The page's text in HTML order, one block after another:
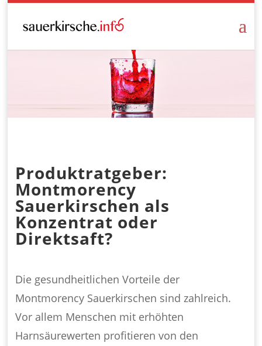
Produktratgeber:
Montmorency
Sauerkirschen als
Konzentrat oder
Direktsaft?
Die gesundheitlichen Vorteile der
Montmorency Sauerkirschen sind zahlreich.
Vor allem Menschen mit erhöhten
Harnsäurewerten profitieren von den